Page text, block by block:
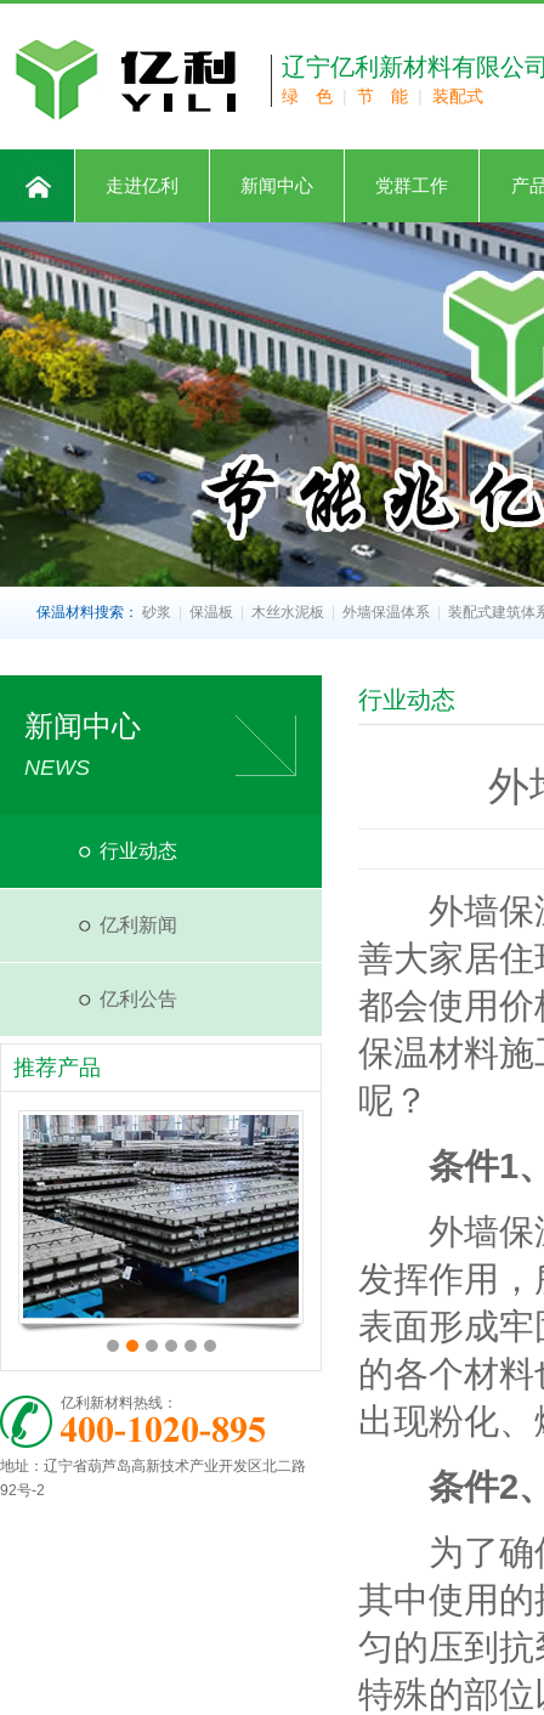
辽宁亿利新材料有限公
绿 色 | 节 能 | 装配式
走进亿利 新闻中心 党群工作 产
保温材料搜索： 砂浆 保温板 木丝水泥板 外墙保温体系 装配式建筑体
新闻中心
NEWS
行业动态
亿利新闻
亿利公告
推荐产品
亿利新材料热线：
地址：辽宁省葫芦岛高新技术产业开发区北二路
92号-2
行业动态
外
外墙保温
善大家居
都会使用
保温材料
呢？
条件1
外墙保温
发挥作用
表面形成
的各个材
出现粉化
条件2
为了确保
其中使用
匀的压到
特殊的部